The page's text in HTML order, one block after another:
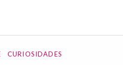
CURIOSIDADES